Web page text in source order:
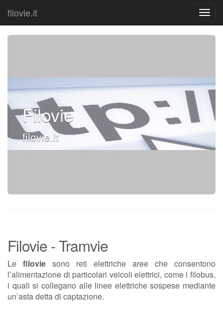
filovie.it
Filovie
filovie.it
Filovie - Tramvie
Le filovie sono reti elettriche aree che consentono
l’alimentazione di particolari veicoli elettrici, come i filobus,
i quali si collegano alle linee elettriche sospese mediante
un’asta detta di captazione.